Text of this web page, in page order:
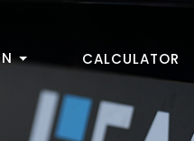
CALCULATOR